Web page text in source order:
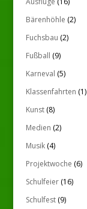
Bärenhöhle (2)
Fuchsbau (2)
Fußball (9)
Karneval (5)
Klassenfahrten (1)
Kunst(8)
Medien (2)
Musik(4)
Projektwoche (6)
Schulfeier(16)
Schulfest(9)